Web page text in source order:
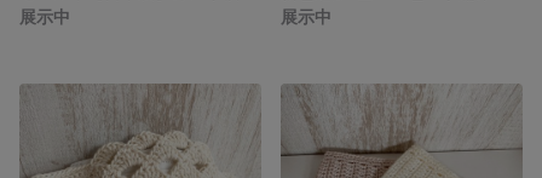
展示中
展示中